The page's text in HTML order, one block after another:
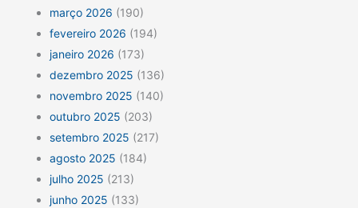
março 2026 (190)
fevereiro 2026 (194)
janeiro 2026 (173)
dezembro 2025 (136)
novembro 2025 (140)
outubro 2025 (203)
setembro 2025 (217)
agosto 2025 (184)
julho 2025 (213)
junho 2025 (133)